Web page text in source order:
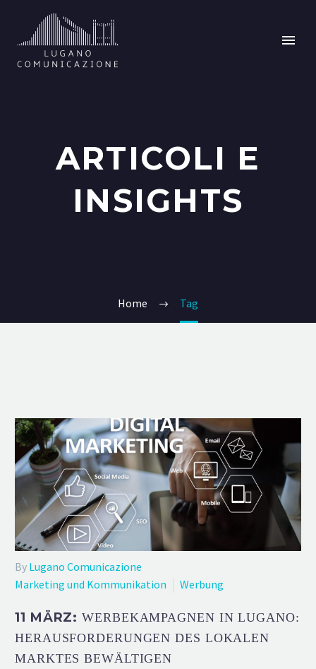
ARTICOLI E
INSIGHTS
Home Tag
By Lugano Comunicazione
Marketing und Kommunikation
Werbung
11 MÄRZ:WERBEKAMPAGNEN IN LUGANO:
HERAUSFORDERUNGEN DES LOKALEN
MARKTES BEWÄLTIGEN